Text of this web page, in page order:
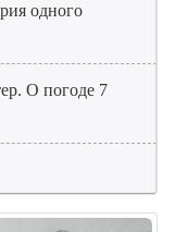
одного
О погоде 7